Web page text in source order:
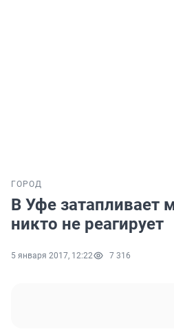
ГОРОД
В Уфе затапливает
никто не реагирует
5 января 2017, 12:22 7 316